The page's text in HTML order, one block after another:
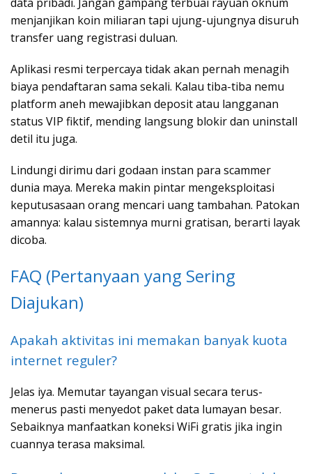
menjanjikan koin miliaran tapi ujung-ujungnya disuruh
transfer uang registrasi duluan.
Aplikasi resmi terpercaya tidak akan pernah menagih
biaya pendaftaran sama sekali. Kalau tiba-tiba nemu
platform aneh mewajibkan deposit atau langganan
status VIP fiktif, mending langsung blokir dan uninstall
detil itu juga.
Lindungi dirimu dari godaan instan para scammer
dunia maya. Mereka makin pintar mengeksploitasi
keputusasaan orang mencari uang tambahan. Patokan
amannya: kalau sistemnya murni gratisan, berarti layak
dicoba.
FAQ (Pertanyaan yang Sering
Diajukan)
Apakah aktivitas ini memakan banyak kuota
internet reguler?
Jelas iya. Memutar tayangan visual secara terus-
menerus pasti menyedot paket data lumayan besar.
Sebaiknya manfaatkan koneksi WiFi gratis jika ingin
cuannya terasa maksimal.